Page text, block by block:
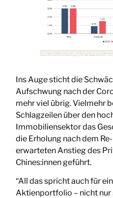
Ins Auge sticht die
Aufschwung nach der
mehr viel übrig. Vielmehr
Schlagzeilen über den
Immobiliensektor das
die Erholung nach dem
erwarteten Anstieg des
Chines:innen geführt.
“All das spricht auch für
Aktienportfolio – nicht nur